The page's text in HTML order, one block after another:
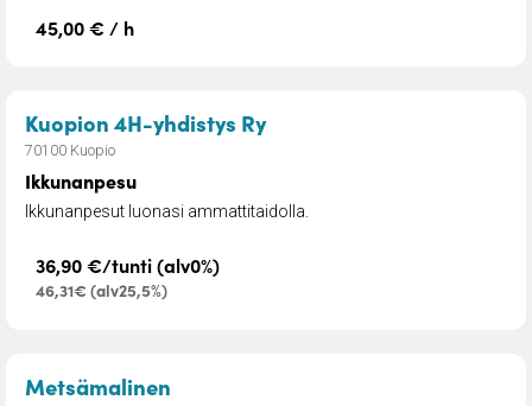
45,00 € / h
Kuopion 4H-yhdistys Ry– Ikkunanpesu
70100 Kuopio
Ikkunanpesu
Ikkunanpesut luonasi ammattitaidolla.
36,90 €/tunti (alv0%)
46,31€ (alv25,5%)
Metsämalinen